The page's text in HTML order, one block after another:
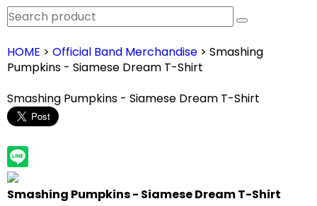
HOME > Official Band Merchandise > Smashing
Pumpkins - Siamese Dream T-Shirt
Smashing Pumpkins - Siamese Dream T-Shirt
Smashing Pumpkins - Siamese Dream T-Shirt